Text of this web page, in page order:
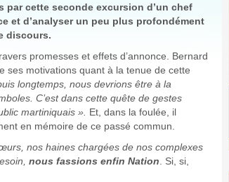
par cette seconde excursion d’un chef
et d’analyser un peu plus profondément
discours.
promesses et effets d’annonce. Bernard
ses motivations quant à la tenue de cette
longtemps, nous devrions être à la
C’est dans cette quête de gestes
martiniquais ». Et, dans la foulée, il
en mémoire de ce passé commun.
nos haines chargées de nos complexes
nous fassions enfin Nation . Si, si,